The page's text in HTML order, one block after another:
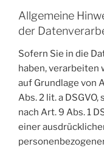
Allgemeine
der
Sofern Sie in die
haben, verarbeiten
auf Grundlage von
Abs. 2 lit. a
nach Art. 9 Abs. 1
einer